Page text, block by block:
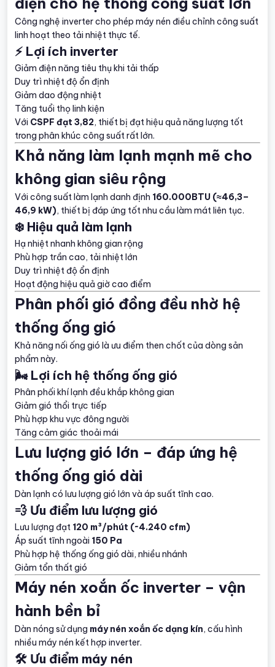
Công nghệ inverter cho phép máy nén điều chỉnh công suất
linh hoạt theo tải nhiệt thực tế.
⚡ Lợi ích inverter
Giảm điện năng tiêu thụ khi tải thấp
Duy trì nhiệt độ ổn định
Giảm dao động nhiệt
Tăng tuổi thọ linh kiện
Với CSPF đạt 3,82, thiết bị đạt hiệu quả năng lượng tốt
trong phân khúc công suất rất lớn.
Khả năng làm lạnh mạnh mẽ cho
không gian siêu rộng
Với công suất làm lạnh danh định 160.000BTU (≈46,3–
46,9 kW), thiết bị đáp ứng tốt nhu cầu làm mát liên tục.
❄️ Hiệu quả làm lạnh
Hạ nhiệt nhanh không gian rộng
Phù hợp trần cao, tải nhiệt lớn
Duy trì nhiệt độ ổn định
Hoạt động hiệu quả giờ cao điểm
Phân phối gió đồng đều nhờ hệ
thống ống gió
Khả năng nối ống gió là ưu điểm then chốt của dòng sản
phẩm này.
🌬️ Lợi ích hệ thống ống gió
Phân phối khí lạnh đều khắp không gian
Giảm gió thổi trực tiếp
Phù hợp khu vực đông người
Tăng cảm giác thoải mái
Lưu lượng gió lớn – đáp ứng hệ
thống ống gió dài
Dàn lạnh có lưu lượng gió lớn và áp suất tĩnh cao.
💨 Ưu điểm lưu lượng gió
Lưu lượng đạt 120 m³/phút (~4.240 cfm)
Áp suất tĩnh ngoài 150 Pa
Phù hợp hệ thống ống gió dài, nhiều nhánh
Giảm tổn thất gió
Máy nén xoắn ốc inverter – vận
hành bền bỉ
Dàn nóng sử dụng máy nén xoắn ốc dạng kín, cấu hình
nhiều máy nén kết hợp inverter.
🛠️ Ưu điểm máy nén